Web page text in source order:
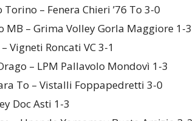
– Fenera Chieri ’76 To 3-0
MB – Grima Volley Gorla Maggiore 1-3
Vigneti Roncati VC 3-1
– LPM Pallavolo Mondovì 1-3
To – Vistalli Foppapedretti 3-0
Doc Asti 1-3